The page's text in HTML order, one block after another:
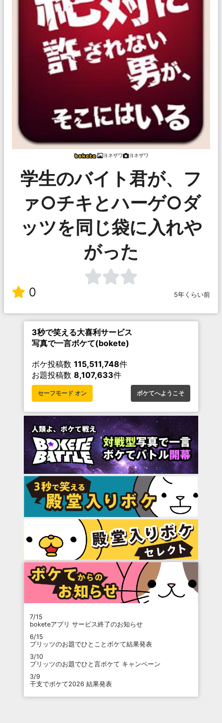
ヨネザワ ヨネザワ
学生のバイト君が、フ
ァ○チキとハーゲ○ダ
ッツを同じ袋に入れや
がった
0 5年くらい前
3秒で笑える大喜利サービス
写真で一言ボケて(bokete)
ボケ投稿数 115,511,748件
お題投稿数 8,107,633件
セーフモード オン ボケてへようこそ
7/15
boketeアプリ サービス終了のお知らせ
6/15
プリッツのお題でひとことボケて結果発表
3/10
プリッツのお題でひと言ボケて キャンペーン
3/9
干支でボケて2026 結果発表